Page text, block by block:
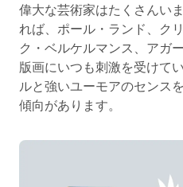
偉大な芸術家はたくさんい
れば、ポール・ランド、ク
ク・ベルケルマンス、アガ
版画にいつも刺激を受けて
ルと強いユーモアのセンス
傾向があります。